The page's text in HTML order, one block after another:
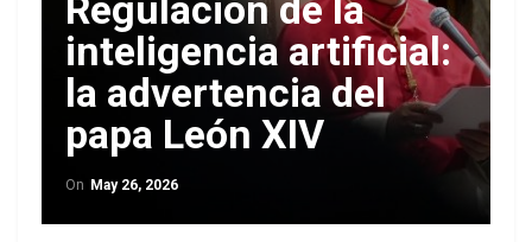
Regulación de la
inteligencia artificial:
la advertencia del
papa León XIV
On May 26, 2026